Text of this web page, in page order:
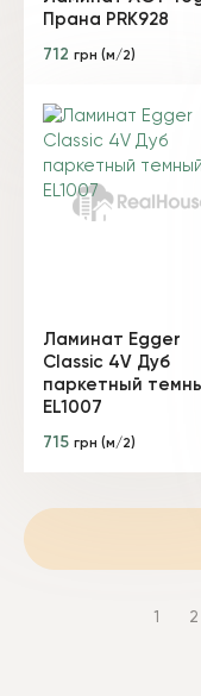
Прана PRK928
712 грн (м/2)
Ламинат Egger
Classic 4V Дуб
паркетный
EL1007
715 грн (м/2)
1 2